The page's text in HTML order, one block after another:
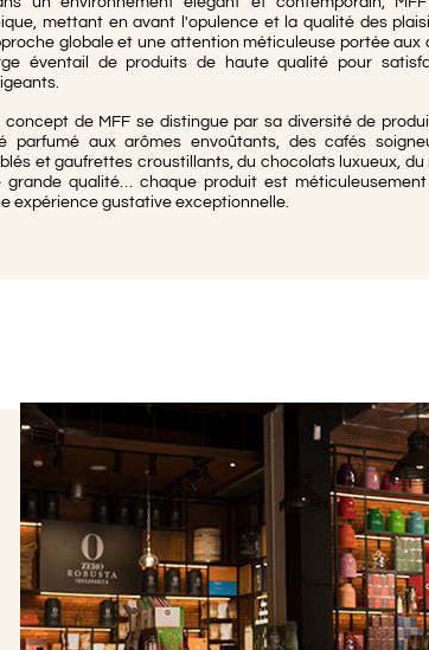
Collection Taxi
mettant en avant l'opulence et la qualité des
globale et une attention méticuleuse portée aux
éventail de produits de haute qualité pour
concept de MFF se distingue par sa diversité de
parfumé aux arômes envoûtants, des cafés
et gaufrettes croustillants, du chocolats luxueux, du
grande qualité… chaque produit est
expérience gustative exceptionnelle.